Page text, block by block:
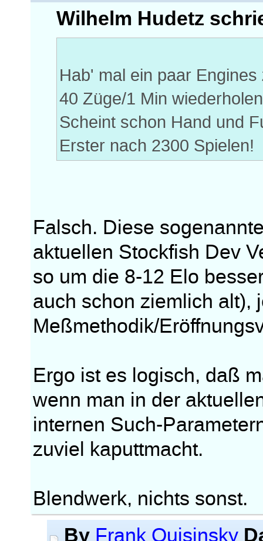
Wilhelm Hudetz
Hab' mal ein paar
40 Züge/1 Min
Scheint schon Hand und
Erster nach 2300 Spielen!
Falsch. Diese
aktuellen Stockfish Dev
so um die 8-12 Elo
auch schon ziemlich alt),
Meßmethodik/
Ergo ist es logisch, daß
wenn man in der
internen Such-
zuviel kaputtmacht.
Blendwerk, nichts sonst.
By Frank Quisinsky